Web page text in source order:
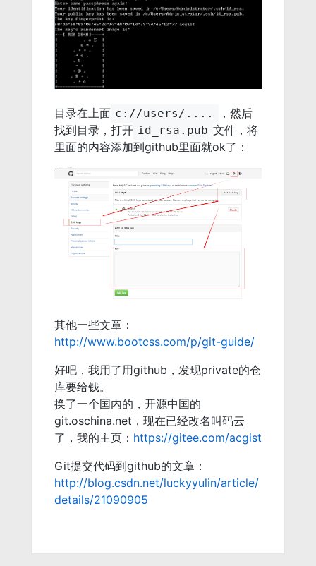
目录在上面 c://users/....
，然后
找到目录，打开 id_rsa.pub 文件，将
里面的内容添加到github里面就ok了：
其他一些文章：
http://www.bootcss.com/p/git-guide/
好吧，我用了用github，发现private的仓
库要给钱。
换了一个国内的，开源中国的
git.oschina.net，现在已经改名叫码云
了，我的主页： https://gitee.com/acgist
Git提交代码到github的文章：
http://blog.csdn.net/luckyyulin/article/
details/21090905